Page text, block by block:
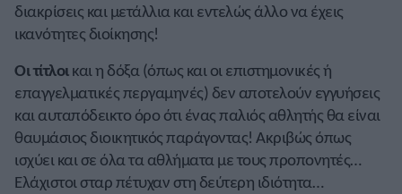
διακρίσεις και μετάλλια και εντελώς άλλο να έχεις
ικανότητες διοίκησης!
Οι τίτλοικαι η δόξα (όπως και οι επιστημονικές ή
επαγγελματικές περγαμηνές) δεν αποτελούν εγγυήσεις
και αυταπόδεικτο όρο ότι ένας παλιός αθλητής θα είναι
θαυμάσιος διοικητικός παράγοντας! Ακριβώς όπως
ισχύει και σε όλα τα αθλήματα με τους προπονητές…
Ελάχιστοι σταρ πέτυχαν στη δεύτερη ιδιότητα…